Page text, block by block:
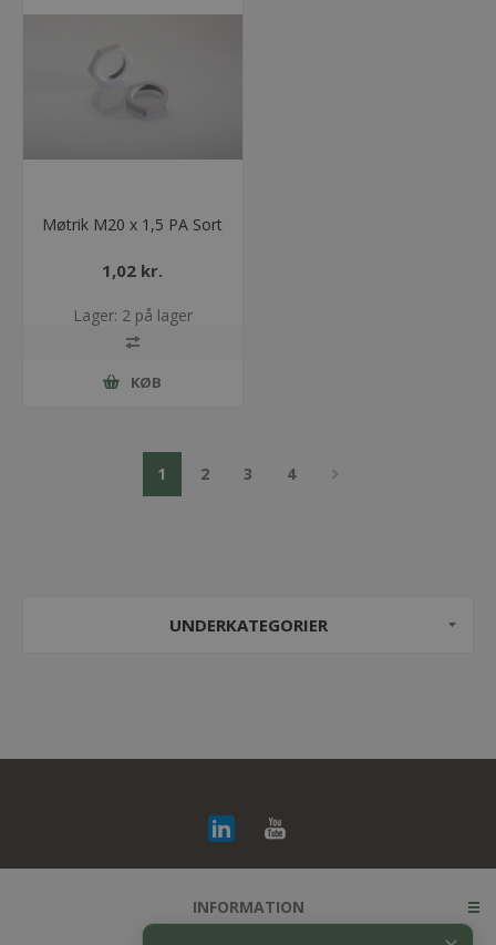
Møtrik M20 x 1,5 PA Sort
1,02 kr.
Lager: 2 på lager
KØB
1 2 3 4
UNDERKATEGORIER
INFORMATION